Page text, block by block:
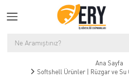
Ana Sayfa
Softshell Ürünler | Rüzgar ve Su